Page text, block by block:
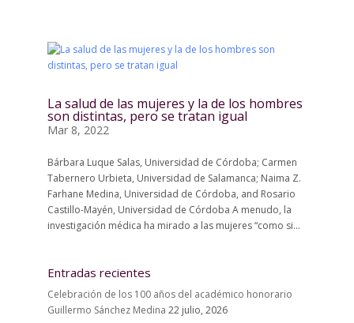
La salud de las mujeres y la de los hombres
son distintas, pero se tratan igual
Mar 8, 2022
Bárbara Luque Salas, Universidad de Córdoba; Carmen
Tabernero Urbieta, Universidad de Salamanca; Naima Z.
Farhane Medina, Universidad de Córdoba, and Rosario
Castillo-Mayén, Universidad de Córdoba A menudo, la
investigación médica ha mirado a las mujeres “como si...
Entradas recientes
Celebración de los 100 años del académico honorario
Guillermo Sánchez Medina 22 julio, 2026